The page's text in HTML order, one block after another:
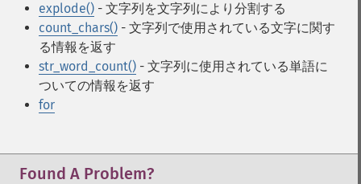
explode() - 文字列を文字列により分割する
count_chars() - 文字列で使用されている文字に関す
る情報を返す
str_word_count() - 文字列に使用されている単語に
ついての情報を返す
for
Found A Problem?